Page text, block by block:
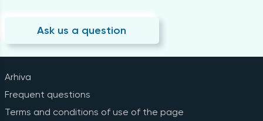
Ask us a question
Arhiva
Frequent questions
Terms and conditions of use of the page